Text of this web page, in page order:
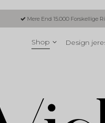
Mere End 15.000 Forskellige
Shop Design